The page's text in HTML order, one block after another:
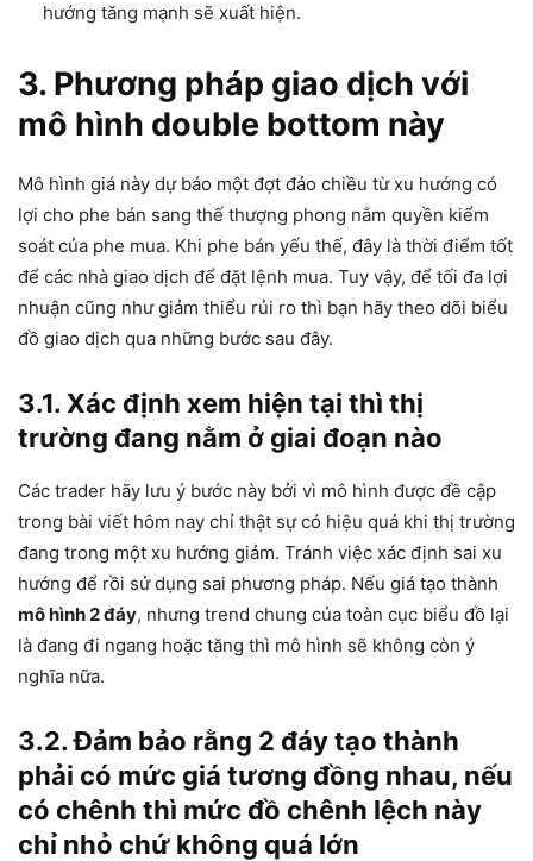
hướng tăng mạnh sẽ xuất hiện.
3. Phương pháp giao dịch với
mô hình double bottom này
Mô hình giá này dự báo một đợt đảo chiều từ xu hướng có
lợi cho phe bán sang thế thượng phong nắm quyền kiểm
soát của phe mua. Khi phe bán yếu thế, đây là thời điểm tốt
để các nhà giao dịch để đặt lệnh mua. Tuy vậy, để tối đa lợi
nhuận cũng như giảm thiểu rủi ro thì bạn hãy theo dõi biểu
đồ giao dịch qua những bước sau đây.
3.1. Xác định xem hiện tại thì thị
trường đang nằm ở giai đoạn nào
Các trader hãy lưu ý bước này bởi vì mô hình được đề cập
trong bài viết hôm nay chỉ thật sự có hiệu quả khi thị trường
đang trong một xu hướng giảm. Tránh việc xác định sai xu
hướng để rồi sử dụng sai phương pháp. Nếu giá tạo thành
mô hình 2 đáy, nhưng trend chung của toàn cục biểu đồ lại
là đang đi ngang hoặc tăng thì mô hình sẽ không còn ý
nghĩa nữa.
3.2. Đảm bảo rằng 2 đáy tạo thành
phải có mức giá tương đồng nhau, nếu
có chênh thì mức đồ chênh lệch này
chỉ nhỏ chứ không quá lớn